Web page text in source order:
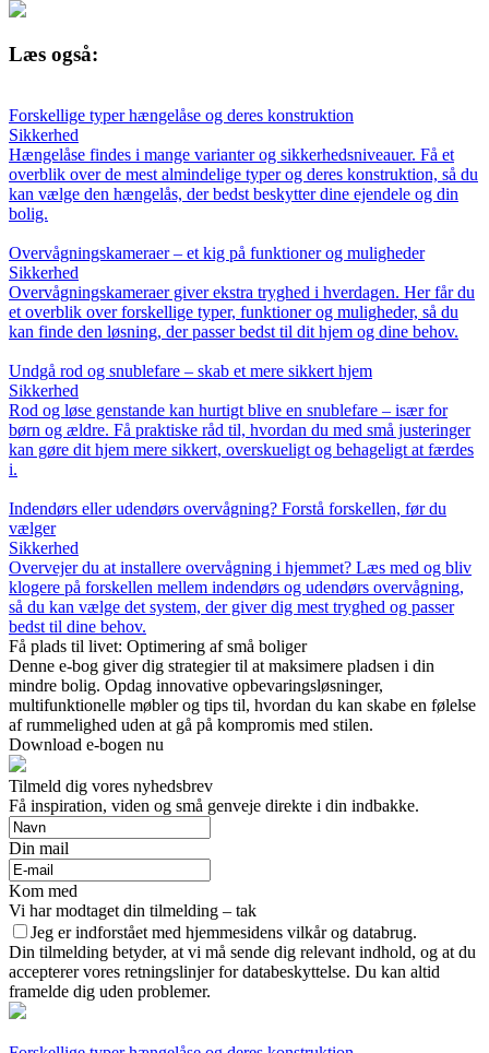
Læs også:
Forskellige typer hængelåse og deres konstruktion
Sikkerhed
Hængelåse findes i mange varianter og sikkerhedsniveauer. Få et
overblik over de mest almindelige typer og deres konstruktion, så du
kan vælge den hængelås, der bedst beskytter dine ejendele og din
bolig.
Overvågningskameraer – et kig på funktioner og muligheder
Sikkerhed
Overvågningskameraer giver ekstra tryghed i hverdagen. Her får du
et overblik over forskellige typer, funktioner og muligheder, så du
kan finde den løsning, der passer bedst til dit hjem og dine behov.
Undgå rod og snublefare – skab et mere sikkert hjem
Sikkerhed
Rod og løse genstande kan hurtigt blive en snublefare – især for
børn og ældre. Få praktiske råd til, hvordan du med små justeringer
kan gøre dit hjem mere sikkert, overskueligt og behageligt at færdes
i.
Indendørs eller udendørs overvågning? Forstå forskellen, før du
vælger
Sikkerhed
Overvejer du at installere overvågning i hjemmet? Læs med og bliv
klogere på forskellen mellem indendørs og udendørs overvågning,
så du kan vælge det system, der giver dig mest tryghed og passer
bedst til dine behov.
Få plads til livet: Optimering af små boliger
Denne e-bog giver dig strategier til at maksimere pladsen i din
mindre bolig. Opdag innovative opbevaringsløsninger,
multifunktionelle møbler og tips til, hvordan du kan skabe en følelse
af rummelighed uden at gå på kompromis med stilen.
Download e-bogen nu
Tilmeld dig vores nyhedsbrev
Få inspiration, viden og små genveje direkte i din indbakke.
Din mail
Kom med
Vi har modtaget din tilmelding – tak
Jeg er indforstået med hjemmesidens vilkår og databrug.
Din tilmelding betyder, at vi må sende dig relevant indhold, og at du
accepterer vores retningslinjer for databeskyttelse. Du kan altid
framelde dig uden problemer.